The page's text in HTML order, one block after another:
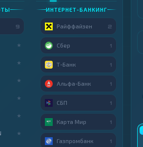
9
★
★
★
★
★
★
ИНТЕРНЕТ-БАНКИНГ
Райффайзен 2
Сбер 1
Т-Банк 1
Альфа-Банк 1
СБП 1
Карта Мир 1
Газпромбанк 1